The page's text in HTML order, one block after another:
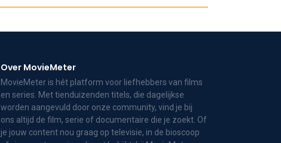
Over MovieMeter
MovieMeter is hét platform voor liefhebbers van films
en series. Met tienduizenden titels, die dagelijkse
worden aangevuld door onze community, vind je bij
ons altijd de film, serie of documentaire die je zoekt. Of
je jouw content nou graag op televisie, in de bioscoop